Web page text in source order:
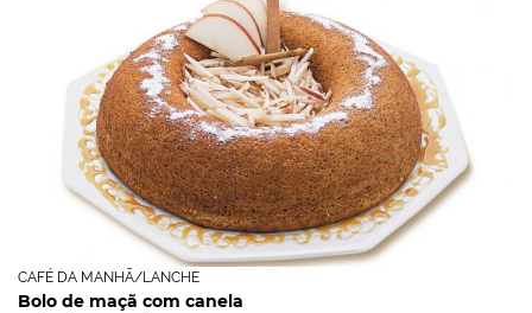
CAFÉ DA MANHÃ/LANCHE
Bolo de maçã com canela